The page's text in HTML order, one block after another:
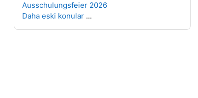
Ausschulungsfeier 2026
Daha eski konular ...